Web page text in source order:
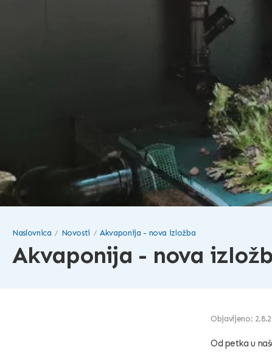
Akvaponija - nova
Naslovnica Novosti Akvaponija - nova izložba
Objavljeno:
Od petka u